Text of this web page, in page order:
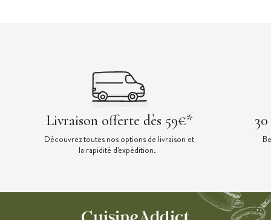
Livraison offerte dès 59€*
Découvrez toutes nos options de livraison et
la rapidité d'expédition.